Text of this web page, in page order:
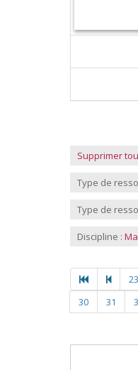
Supprimer
Type de
Type de
Discipline :
23
30
31